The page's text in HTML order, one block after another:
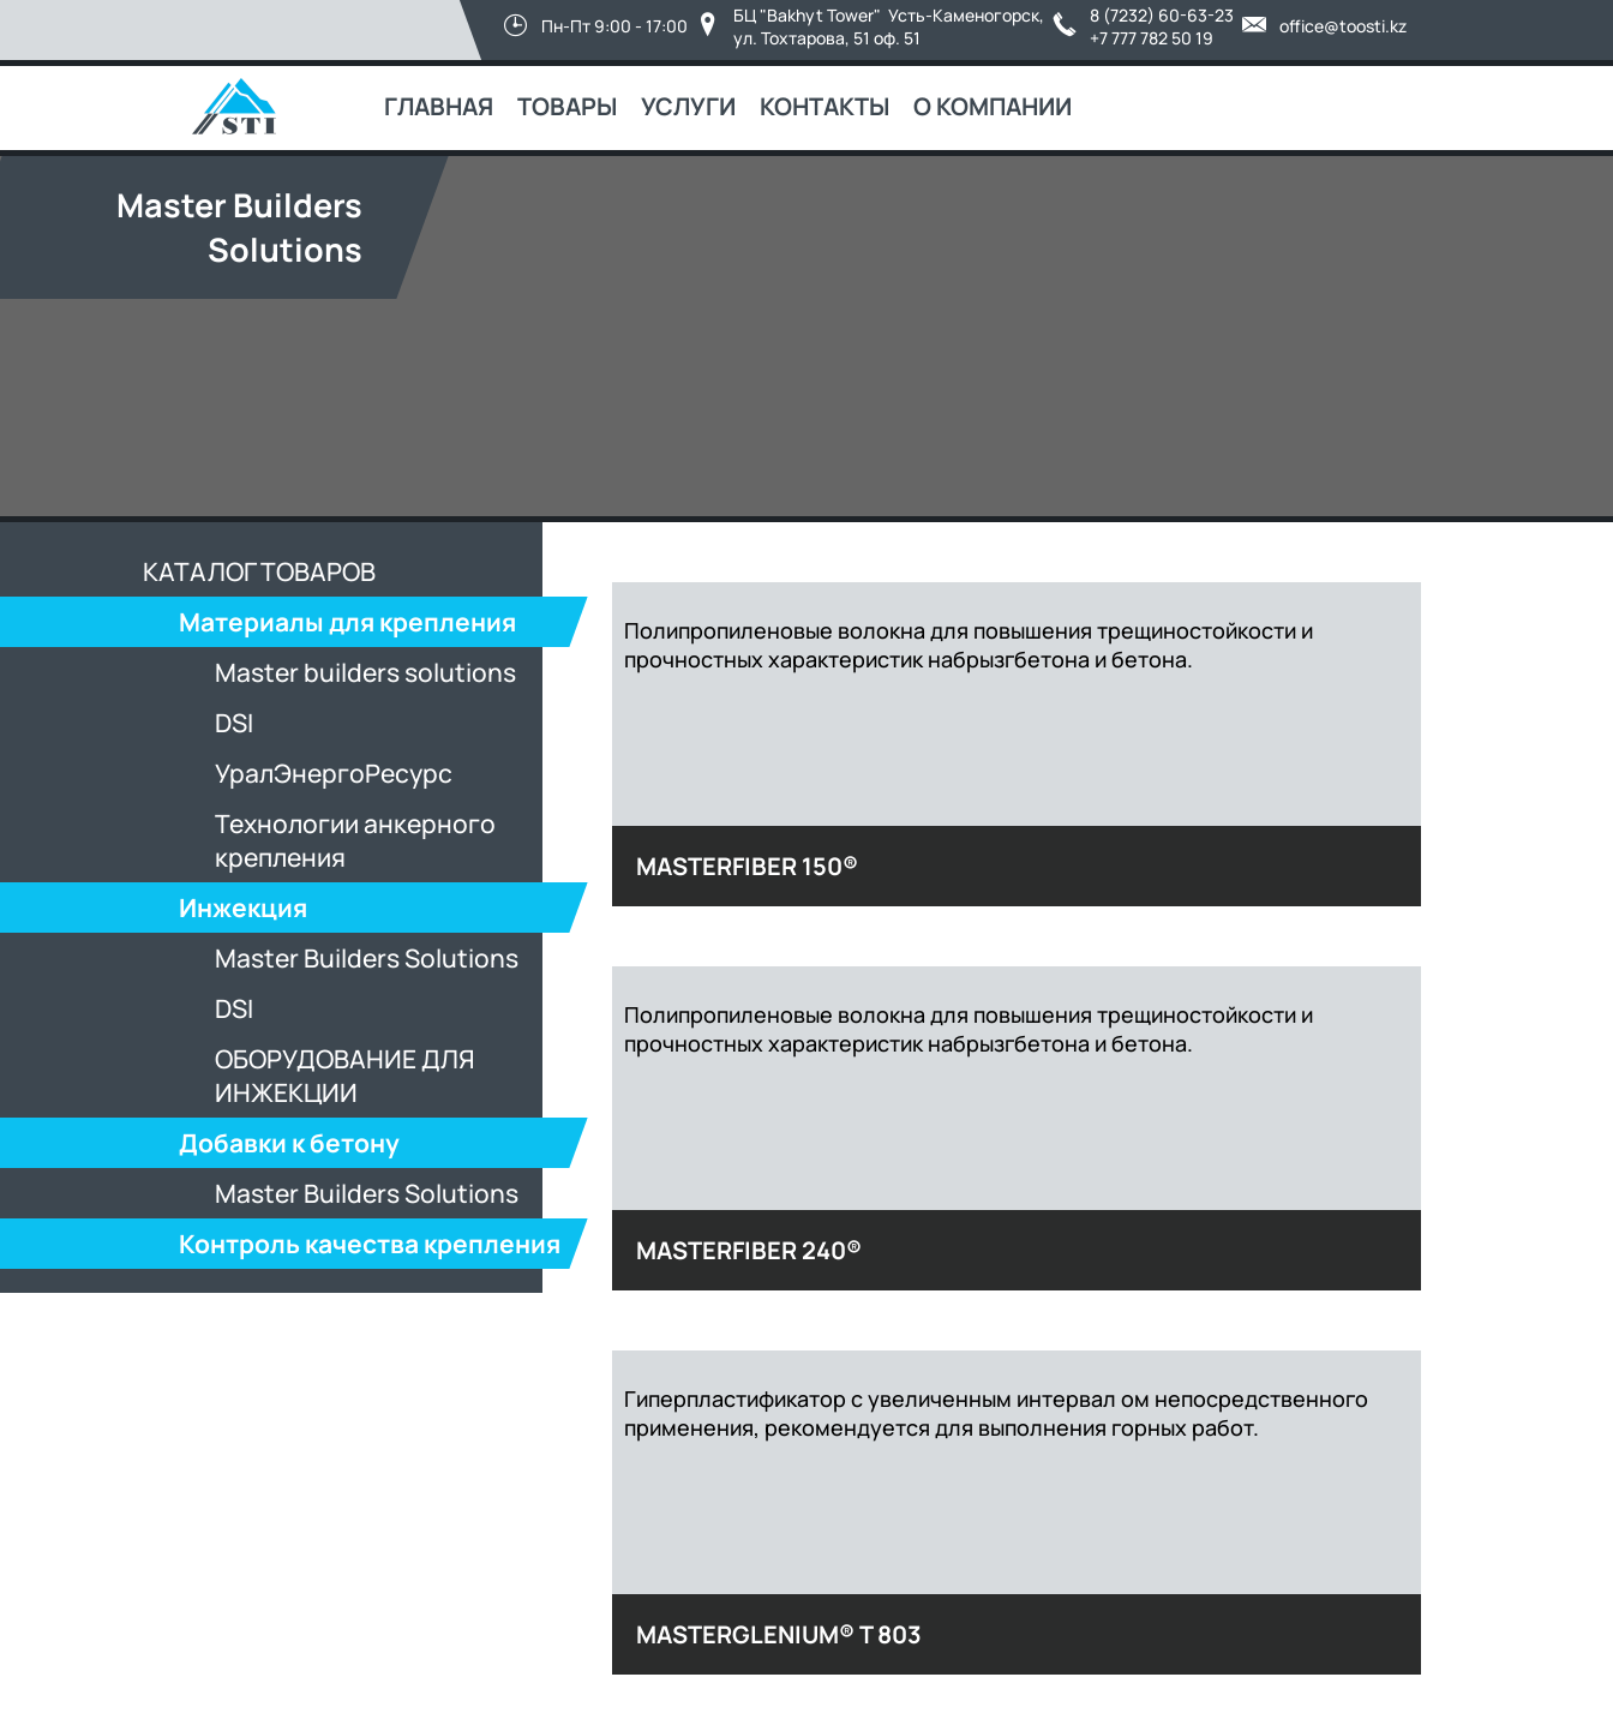
Пн-Пт 9:00 - 17:00
БЦ "Bakhyt Tower" Усть-Каменогорск,
ул. Тохтарова, 51 оф. 51
8 (7232) 60-63-23
+7 777 782 50 19
office@toosti.kz
ГЛАВНАЯ ТОВАРЫ УСЛУГИ КОНТАКТЫ О КОМПАНИИ
Master Builders
Solutions
КАТАЛОГ ТОВАРОВ
Материалы для крепления
Master builders solutions
DSI
УралЭнергоРесурс
Технологии анкерного
крепления
Инжекция
Master Builders Solutions
DSI
ОБОРУДОВАНИЕ ДЛЯ
ИНЖЕКЦИИ
Добавки к бетону
Master Builders Solutions
Контроль качества крепления
MASTERFIBER 150®
Полипропиленовые волокна для повышения трещиностойкости и
прочностных характеристик набрызгбетона и бетона.
MASTERFIBER 240®
Полипропиленовые волокна для повышения трещиностойкости и
прочностных характеристик набрызгбетона и бетона.
MASTERGLENIUM® T 803
Гиперпластификатор с увеличенным интервал ом непосредственного
применения, рекомендуется для выполнения горных работ.